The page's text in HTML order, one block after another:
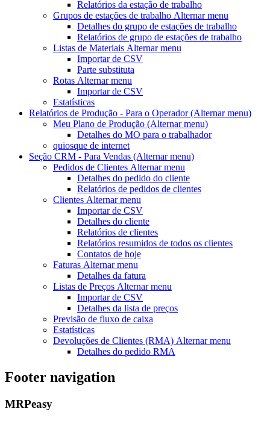
Relatórios da estação de trabalho
Grupos de estações de trabalho Alternar menu
Detalhes do grupo de estações de trabalho
Relatórios de grupo de estações de trabalho
Listas de Materiais Alternar menu
Importar de CSV
Parte substituta
Rotas Alternar menu
Importar de CSV
Estatísticas
Relatórios de Produção - Para o Operador(Alternar menu)
Meu Plano de Produção (Alternar menu)
Detalhes do MO para o trabalhador
quiosque de internet
Seção CRM - Para Vendas (Alternar menu)
Pedidos de Clientes Alternar menu
Detalhes do pedido do cliente
Relatórios de pedidos de clientes
Clientes Alternar menu
Importar de CSV
Detalhes do cliente
Relatórios de clientes
Relatórios resumidos de todos os clientes
Contatos de hoje
Faturas Alternar menu
Detalhes da fatura
Listas de Preços Alternar menu
Importar de CSV
Detalhes da lista de preços
Previsão de fluxo de caixa
Estatísticas
Devoluções de Clientes (RMA) Alternar menu
Detalhes do pedido RMA
Footer navigation
MRPeasy